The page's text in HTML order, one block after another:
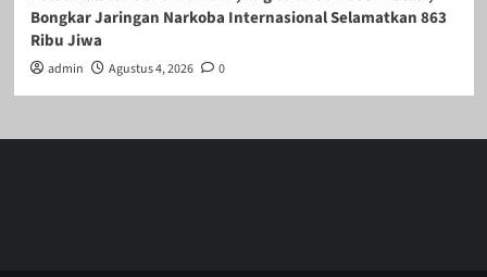
Bongkar Jaringan Narkoba Internasional Selamatkan 863
Ribu Jiwa
admin Agustus 4, 2026 0